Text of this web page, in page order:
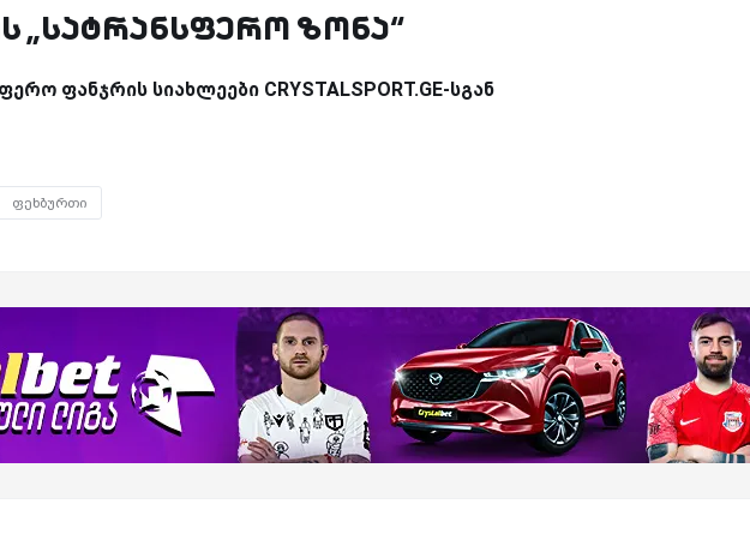
„სატრანსფერო ზონა“
ფანჯრის სიახლეები CRYSTALSPORT.GE-სგან
ფეხბურთი